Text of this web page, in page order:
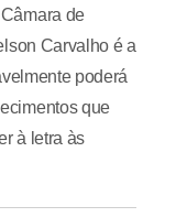
de
Carvalho é a
poderá
que
à letra às